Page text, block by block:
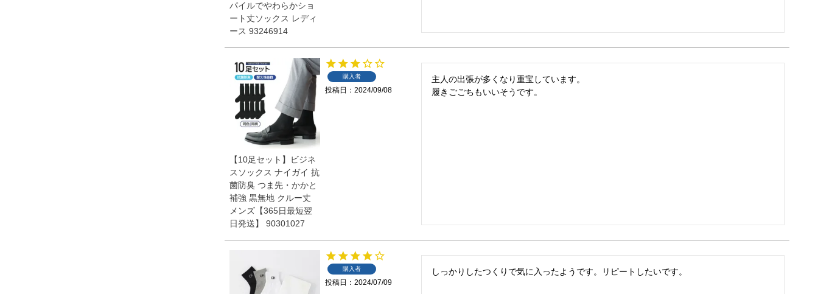
パイルでやわらかショ
ート丈ソックス レディ
ース 93246914
【10足セット】ビジネ
スソックス ナイガイ 抗
菌防臭 つま先・かかと
補強 黒無地 クルー丈
メンズ【365日最短翌
日発送】 90301027
購入者
投稿日 2024/09/08
主人の出張が多くなり重宝しています。
履きごごちもいいそうです。
購入者
投稿日 2024/07/09
しっかりしたつくりで気に入ったようです。リピートしたいです。